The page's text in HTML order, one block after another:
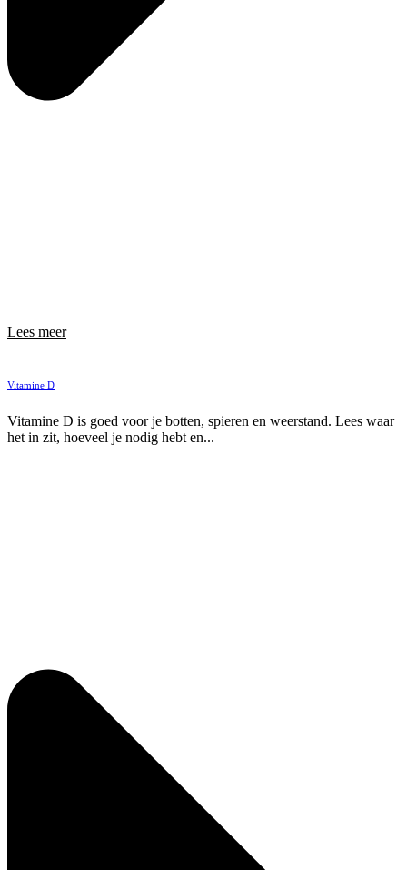
Lees meer
Vitamine D
Vitamine D is goed voor je botten, spieren en weerstand. Lees waar
het in zit, hoeveel je nodig hebt en...